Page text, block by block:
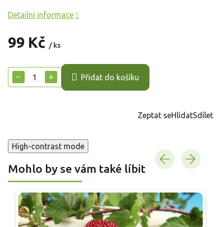
99 Kč / ks
cena:
+
− Přidat do košíku
Detailní informace
Zeptat seHlídatSdílet
High-contrast mode
Mohlo by se vám také líbit